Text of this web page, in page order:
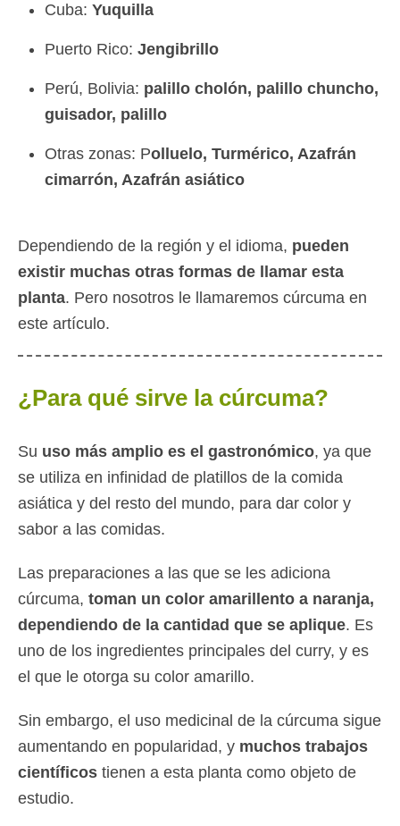
Cuba: Yuquilla
Puerto Rico: Jengibrillo
Perú, Bolivia: palillo cholón, palillo chuncho,
guisador, palillo
Otras zonas: Polluelo, Turmérico, Azafrán
cimarrón, Azafrán asiático
Dependiendo de la región y el idioma, pueden
existir muchas otras formas de llamar esta
planta. Pero nosotros le llamaremos cúrcuma en
este artículo.
¿Para qué sirve la cúrcuma?
Su uso más amplio es el gastronómico, ya que
se utiliza en infinidad de platillos de la comida
asiática y del resto del mundo, para dar color y
sabor a las comidas.
Las preparaciones a las que se les adiciona
cúrcuma, toman un color amarillento a naranja,
dependiendo de la cantidad que se aplique. Es
uno de los ingredientes principales del curry, y es
el que le otorga su color amarillo.
Sin embargo, el uso medicinal de la cúrcuma sigue
aumentando en popularidad, y muchos trabajos
científicos tienen a esta planta como objeto de
estudio.